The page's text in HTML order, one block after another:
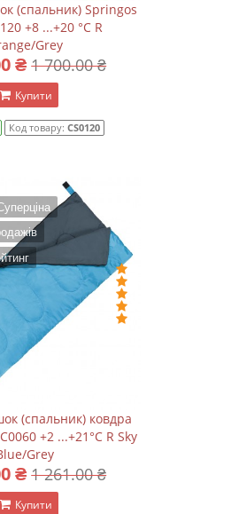
(спальник) Springos
+8 ...+20 °C R
Grey
₴ 1 700.00 ₴
Купити
Код товару:CS0120
(спальник) ковдра
+2 ...+21°C R Sky
Grey
₴ 1 261.00 ₴
Купити